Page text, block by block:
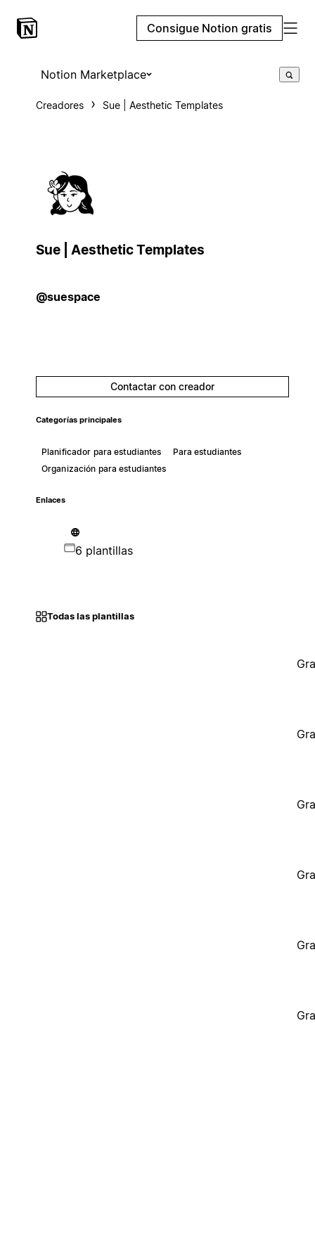
Consigue Notion gratis
Notion Marketplace
Creadores Sue | Aesthetic Templates
Sue | Aesthetic Templates
@suespace
Contactar con creador
Categorías principales
Planificador para estudiantes
Para estudiantes
Organización para estudiantes
Enlaces
6 plantillas
Todas las plantillas